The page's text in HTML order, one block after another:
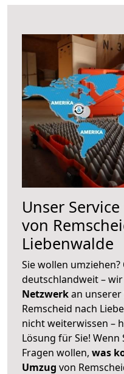
Unser
von
Liebenwalde
Sie wollen
deutschlandweit –
Netzwerkan unserer
Remscheid nach
nicht weiterwissen –
Lösung für Sie!
Fragen wollen, was
Umzug von